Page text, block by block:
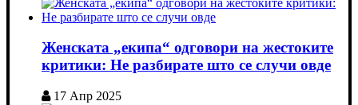
Женската „екипа“ одговори на жестоките
критики: Не разбирате што се случи овде
17 Апр 2025